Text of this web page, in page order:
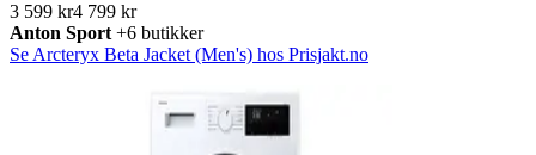
3 599 kr4 799 kr
Anton Sport +6 butikker
Se Arcteryx Beta Jacket (Men's) hos Prisjakt.no